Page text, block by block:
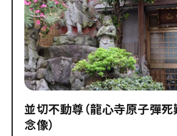
並切不動尊（龍心寺原子彈
念像）